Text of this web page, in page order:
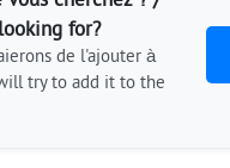
for?
de l'ajouter à
try to add it to the